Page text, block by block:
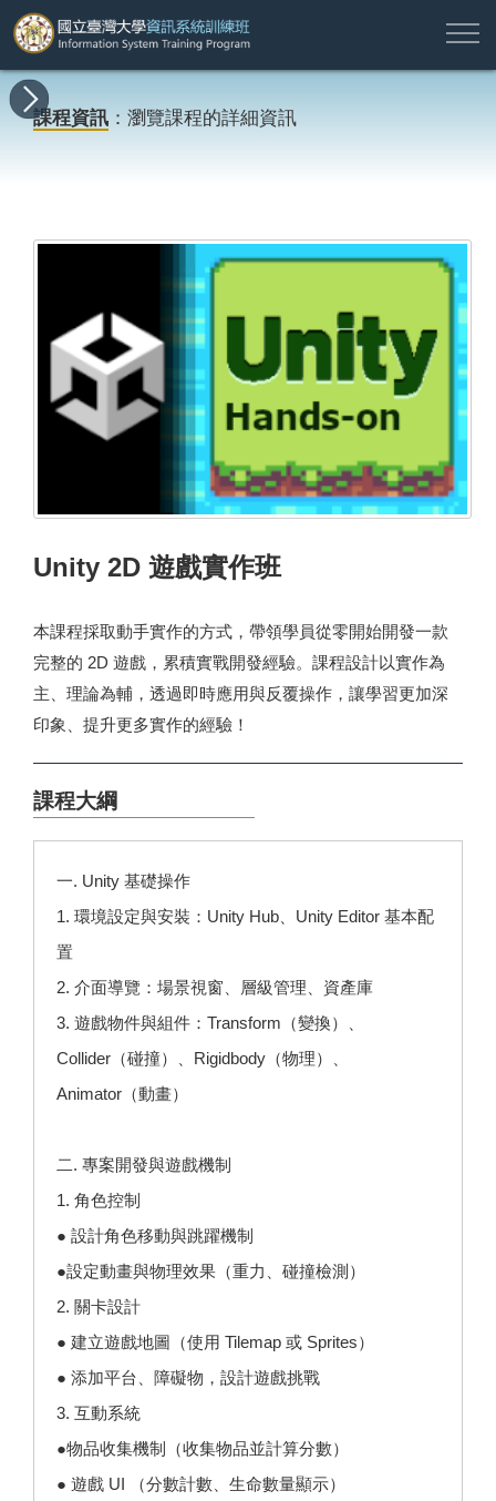
所
有
課
新
消
程
地
資
簡
業
名
名
資
於
本
願
專
註
入
課程資訊 ：瀏覽課程的詳細資訊
Unity 2D 遊戲實作班
本課程採取動手實作的方式，帶領學員從零開始開發一款
完整的 2D 遊戲，累積實戰開發經驗。課程設計以實作為
主、理論為輔，透過即時應用與反覆操作，讓學習更加深
印象、提升更多實作的經驗！
課程大綱
一. Unity 基礎操作
1. 環境設定與安裝：Unity Hub、Unity Editor 基本配
置
2. 介面導覽：場景視窗、層級管理、資產庫
3. 遊戲物件與組件：Transform（變換）、
Collider（碰撞）、Rigidbody（物理）、
Animator（動畫）
二. 專案開發與遊戲機制
1. 角色控制
● 設計角色移動與跳躍機制
●設定動畫與物理效果（重力、碰撞檢測）
2. 關卡設計
● 建立遊戲地圖（使用 Tilemap 或 Sprites）
● 添加平台、障礙物，設計遊戲挑戰
3. 互動系統
●物品收集機制（收集物品並計算分數）
● 遊戲 UI （分數計數、生命數量顯示）